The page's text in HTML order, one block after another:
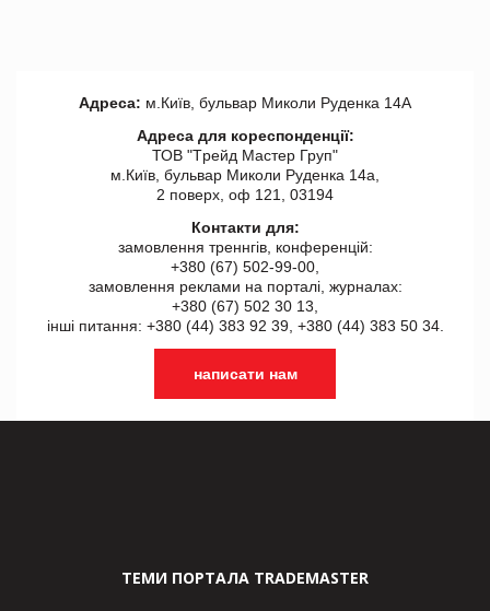
Адреса: м.Київ, бульвар Миколи Руденка 14А
Адреса для кореспонденції:
ТОВ "Tрейд Мастер Груп"
м.Київ, бульвар Миколи Руденка 14а,
2 поверх, оф 121, 03194
Контакти для:
замовлення треннгів, конференцій:
+380 (67) 502-99-00,
замовлення реклами на порталі, журналах:
+380 (67) 502 30 13,
інші питання: +380 (44) 383 92 39, +380 (44) 383 50 34.
написати нам
ТЕМИ ПОРТАЛА TRADEMASTER